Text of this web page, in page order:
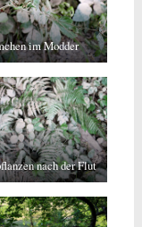
im Modder
nach der Flut